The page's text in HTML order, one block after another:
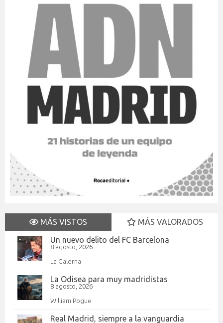
MÁS VISTOS
MÁS VALORADOS
Un nuevo delito del FC Barcelona
8 agosto, 2026
La Galerna
La Odisea para muy madridistas
8 agosto, 2026
William Pogue
Real Madrid, siempre a la vanguardia